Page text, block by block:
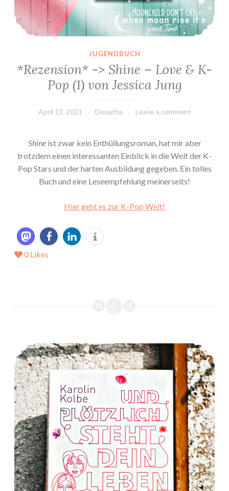
JUGENDBUCH
*Rezension* -> Shine – Love & K-
Pop (1) von Jessica Jung
April 12, 2021 Donatha Leave a comment
Shineist zwar kein Enthüllungsroman, hat mir aber
trotzdem einen interessanten Einblick in die Welt der K-
Pop Stars und der harten Ausbildung gegeben. Ein tolles
Buch und eine Leseempfehlung meinerseits!
Hier geht es zur K-Pop Welt!
0 Likes
*Rezension* -> Und plötzlich steht dein Leben auf null von Karolin Kolbe